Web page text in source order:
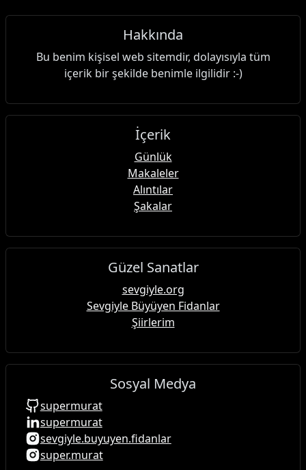
Hakkında
Bu benim kişisel web sitemdir, dolayısıyla tüm
içerik bir şekilde benimle ilgilidir :-)
İçerik
Günlük
Makaleler
Alıntılar
Şakalar
Güzel Sanatlar
sevgiyle.org
Sevgiyle Büyüyen Fidanlar
Şiirlerim
Sosyal Medya
supermurat
supermurat
sevgiyle.buyuyen.fidanlar
super.murat